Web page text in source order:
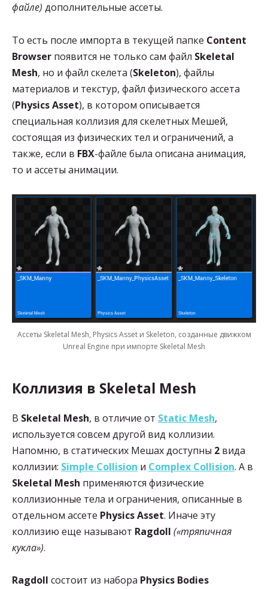
файле) дополнительные ассеты.
То есть после импорта в текущей папке Content
Browser появится не только сам файл Skeletal
Mesh, но и файл скелета (Skeleton), файлы
материалов и текстур, файл физического ассета
(Physics Asset), в котором описывается
специальная коллизия для скелетных Мешей,
состоящая из физических тел и ограничений, а
также, если в FBX-файле была описана анимация,
то и ассеты анимации.
Ассеты Skeletal Mesh, Physics Asset и Skeleton, созданные движком
Unreal Engine при импорте Skeletal Mesh
Коллизия в Skeletal Mesh
В Skeletal Mesh, в отличие от Static Mesh,
используется совсем другой вид коллизии.
Напомню, в статических Мешах доступны 2 вида
коллизии: Simple Collision и Complex Collision. А в
Skeletal Mesh применяются физические
коллизионные тела и ограничения, описанные в
отдельном ассете Physics Asset. Иначе эту
коллизию еще называют Ragdoll («тряпичная
кукла»).
Ragdoll состоит из набора Physics Bodies